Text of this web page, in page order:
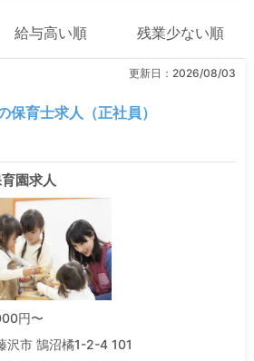
給与高い順 残業少ない順
更新日： 2026/08/03
保育士求人（正社員）
園求人
円〜
沢市 鵠沼橘1-2-4 101